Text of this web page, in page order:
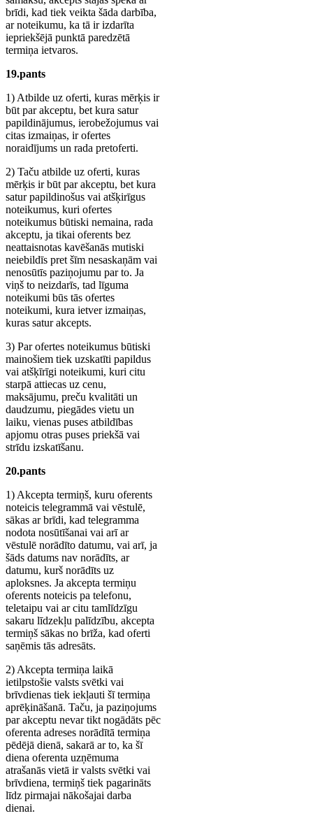
brīdi, kad tiek veikta šāda darbība,
ar noteikumu, ka tā ir izdarīta
iepriekšējā punktā paredzētā
termiņa ietvaros.
19.pants
1) Atbilde uz oferti, kuras mērķis ir
būt par akceptu, bet kura satur
papildinājumus, ierobežojumus vai
citas izmaiņas, ir ofertes
noraidījums un rada pretoferti.
2) Taču atbilde uz oferti, kuras
mērķis ir būt par akceptu, bet kura
satur papildinošus vai atšķirīgus
noteikumus, kuri ofertes
noteikumus būtiski nemaina, rada
akceptu, ja tikai oferents bez
neattaisnotas kavēšanās mutiski
neiebildīs pret šīm nesaskaņām vai
nenosūtīs paziņojumu par to. Ja
viņš to neizdarīs, tad līguma
noteikumi būs tās ofertes
noteikumi, kura ietver izmaiņas,
kuras satur akcepts.
3) Par ofertes noteikumus būtiski
mainošiem tiek uzskatīti papildus
vai atšķīrīgi noteikumi, kuri citu
starpā attiecas uz cenu,
maksājumu, preču kvalitāti un
daudzumu, piegādes vietu un
laiku, vienas puses atbildības
apjomu otras puses priekšā vai
strīdu izskatīšanu.
20.pants
1) Akcepta termiņš, kuru oferents
noteicis telegrammā vai vēstulē,
sākas ar brīdi, kad telegramma
nodota nosūtīšanai vai arī ar
vēstulē norādīto datumu, vai arī, ja
šāds datums nav norādīts, ar
datumu, kurš norādīts uz
aploksnes. Ja akcepta termiņu
oferents noteicis pa telefonu,
teletaipu vai ar citu tamlīdzīgu
sakaru līdzekļu palīdzību, akcepta
termiņš sākas no brīža, kad oferti
saņēmis tās adresāts.
2) Akcepta termiņa laikā
ietilpstošie valsts svētki vai
brīvdienas tiek iekļauti šī termiņa
aprēķināšanā. Taču, ja paziņojums
par akceptu nevar tikt nogādāts pēc
oferenta adreses norādītā termiņa
pēdējā dienā, sakarā ar to, ka šī
diena oferenta uzņēmuma
atrašanās vietā ir valsts svētki vai
brīvdiena, termiņš tiek pagarināts
līdz pirmajai nākošajai darba
dienai.